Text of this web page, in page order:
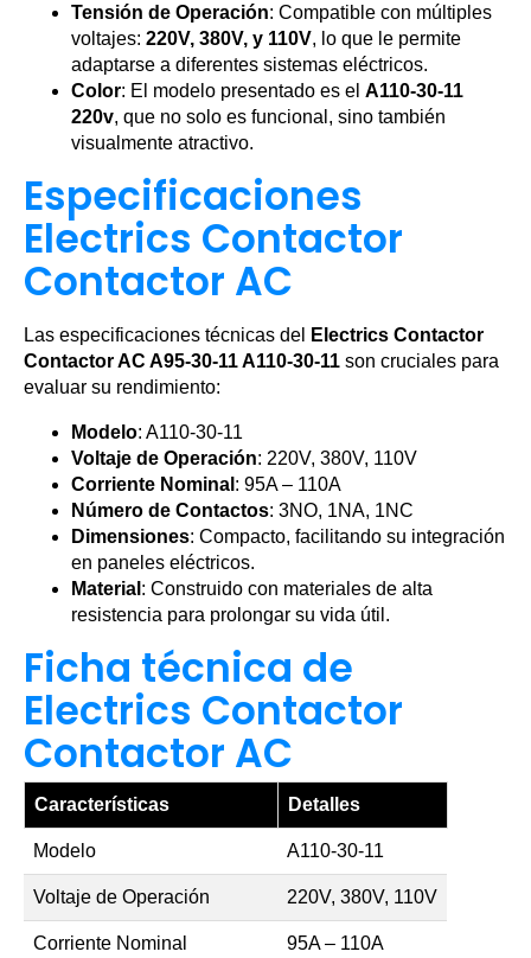
Tensión de Operación: Compatible con múltiples
voltajes: 220V, 380V, y 110V, lo que le permite
adaptarse a diferentes sistemas eléctricos.
Color: El modelo presentado es el A110-30-11
220v, que no solo es funcional, sino también
visualmente atractivo.
Especificaciones
Electrics Contactor
Contactor AC
Las especificaciones técnicas del
Electrics Contactor
Contactor AC A95-30-11 A110-30-11 son cruciales para
evaluar su rendimiento:
Modelo: A110-30-11
Voltaje de Operación: 220V, 380V, 110V
Corriente Nominal : 95A – 110A
Número de Contactos: 3NO, 1NA, 1NC
Dimensiones: Compacto, facilitando su integración
en paneles eléctricos.
Material : Construido con materiales de alta
resistencia para prolongar su vida útil.
Ficha técnica de
Electrics Contactor
Contactor AC
Características Detalles
Modelo A110-30-11
Voltaje de Operación 220V, 380V, 110V
Corriente Nominal 95A – 110A